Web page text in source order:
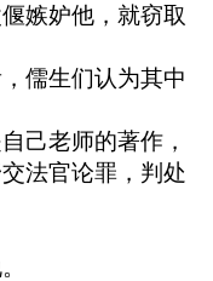
嫉妒他，就窃取
儒生们认为其中
己老师的著作，
法官论罪，判处